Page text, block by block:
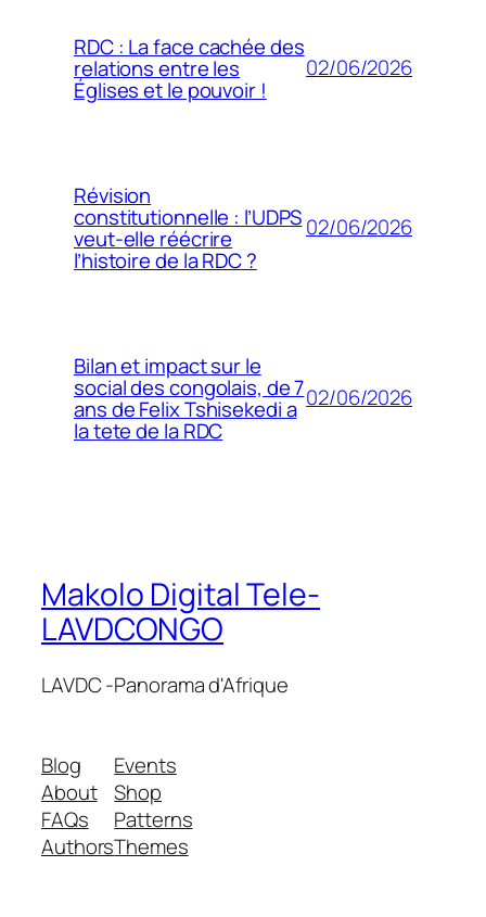
RDC : La face cachée des
relations entre les
Églises et le pouvoir !
02/06/2026
Révision
constitutionnelle : l’UDPS
veut-elle réécrire
l’histoire de la RDC ?
02/06/2026
Bilan et impact sur le
social des congolais, de 7
ans de Felix Tshisekedi a
la tete de la RDC
02/06/2026
Makolo Digital Tele-
LAVDCONGO
LAVDC -Panorama d'Afrique
Blog
About
FAQs
Authors
Events
Shop
Patterns
Themes